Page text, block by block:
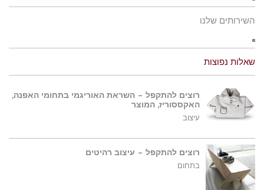
השירותים שלנו
שאלות נפוצות
רוצים להתקפל – השראת האוריגמי בתחומי האפנה,
האקססוריז, המוצר
עיצוב
רוצים להתקפל – עיצוב רהיטים
בתחום